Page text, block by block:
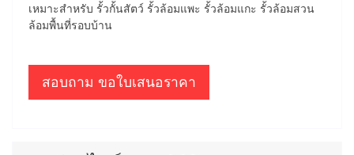
เหมาะสำหรับ รั้วกั้นสัตว์ รั้วล้อมแพะ รั้วล้อมแกะ รั้วล้อมสวน
ล้อมพื้นที่รอบบ้าน
สอบถาม ขอใบเสนอราคา